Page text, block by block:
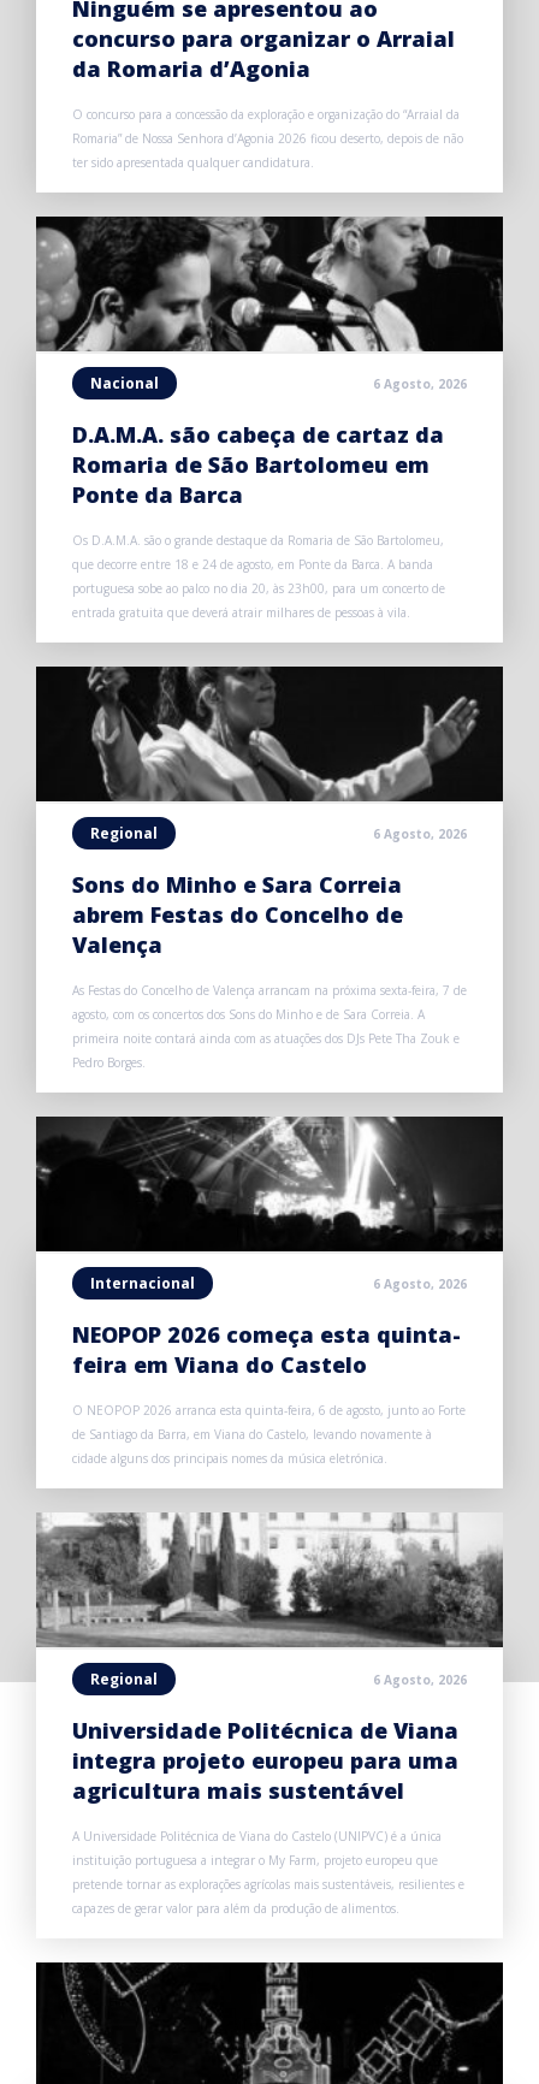
Ninguém se apresentou ao
concurso para organizar o Arraial
da Romaria d’Agonia
O concurso para a concessão da exploração e organização do “Arraial da
Romaria” de Nossa Senhora d’Agonia 2026 ficou deserto, depois de não
ter sido apresentada qualquer candidatura.
Nacional 6 Agosto, 2026
D.A.M.A. são cabeça de cartaz da
Romaria de São Bartolomeu em
Ponte da Barca
Os D.A.M.A. são o grande destaque da Romaria de São Bartolomeu,
que decorre entre 18 e 24 de agosto, em Ponte da Barca. A banda
portuguesa sobe ao palco no dia 20, às 23h00, para um concerto de
entrada gratuita que deverá atrair milhares de pessoas à vila.
Regional 6 Agosto, 2026
Sons do Minho e Sara Correia
abrem Festas do Concelho de
Valença
As Festas do Concelho de Valença arrancam na próxima sexta-feira, 7 de
agosto, com os concertos dos Sons do Minho e de Sara Correia. A
primeira noite contará ainda com as atuações dos DJs Pete Tha Zouk e
Pedro Borges.
Internacional 6 Agosto, 2026
NEOPOP 2026 começa esta quinta-
feira em Viana do Castelo
O NEOPOP 2026 arranca esta quinta-feira, 6 de agosto, junto ao Forte
de Santiago da Barra, em Viana do Castelo, levando novamente à
cidade alguns dos principais nomes da música eletrónica.
Regional 6 Agosto, 2026
Universidade Politécnica de Viana
integra projeto europeu para uma
agricultura mais sustentável
A Universidade Politécnica de Viana do Castelo (UNIPVC) é a única
instituição portuguesa a integrar o My Farm, projeto europeu que
pretende tornar as explorações agrícolas mais sustentáveis, resilientes e
capazes de gerar valor para além da produção de alimentos.